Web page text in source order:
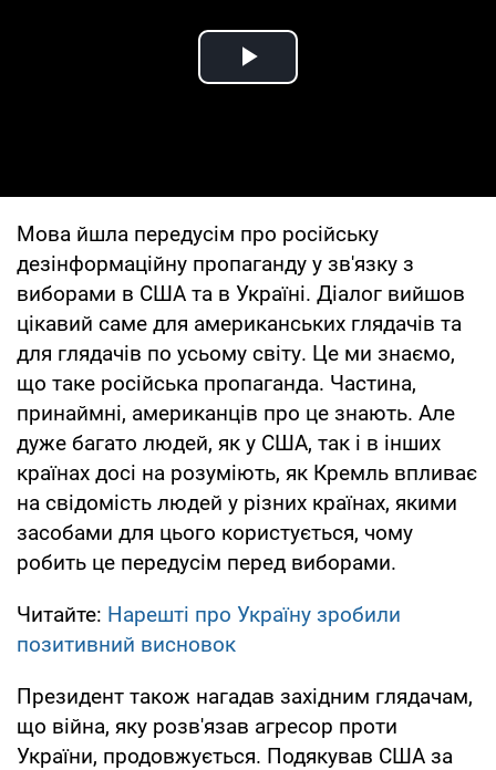
Play Video
Мова йшла передусім про російську
дезінформаційну пропаганду у зв'язку з
виборами в США та в Україні. Діалог вийшов
цікавий саме для американських глядачів та
для глядачів по усьому світу. Це ми знаємо,
що таке російська пропаганда. Частина,
принаймні, американців про це знають. Але
дуже багато людей, як у США, так і в інших
країнах досі на розуміють, як Кремль впливає
на свідомість людей у різних країнах, якими
засобами для цього користується, чому
робить це передусім перед виборами.
Читайте: Нарешті про Україну зробили
позитивний висновок
Президент також нагадав західним глядачам,
що війна, яку розв'язав агресор проти
України, продовжується. Подякував США за